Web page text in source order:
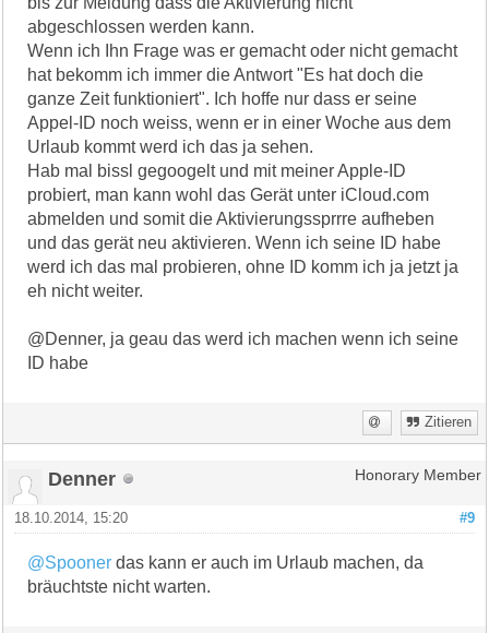
abgeschlossen werden kann.
Wenn ich Ihn Frage was er gemacht oder nicht gemacht
hat bekomm ich immer die Antwort "Es hat doch die
ganze Zeit funktioniert". Ich hoffe nur dass er seine
Appel-ID noch weiss, wenn er in einer Woche aus dem
Urlaub kommt werd ich das ja sehen.
Hab mal bissl gegoogelt und mit meiner Apple-ID
probiert, man kann wohl das Gerät unter iCloud.com
abmelden und somit die Aktivierungssprrre aufheben
und das gerät neu aktivieren. Wenn ich seine ID habe
werd ich das mal probieren, ohne ID komm ich ja jetzt ja
eh nicht weiter.
@Denner, ja geau das werd ich machen wenn ich seine
ID habe
Zitieren
Denner Honorary Member
#9
18.10.2014, 15:20
@Spooner das kann er auch im Urlaub machen, da
bräuchtste nicht warten.